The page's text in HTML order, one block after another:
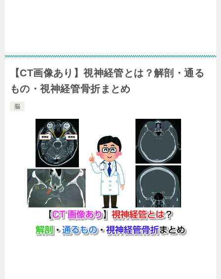
【CT画像あり】視神経管とは？解剖・通る
もの・視神経管骨折まとめ
脳